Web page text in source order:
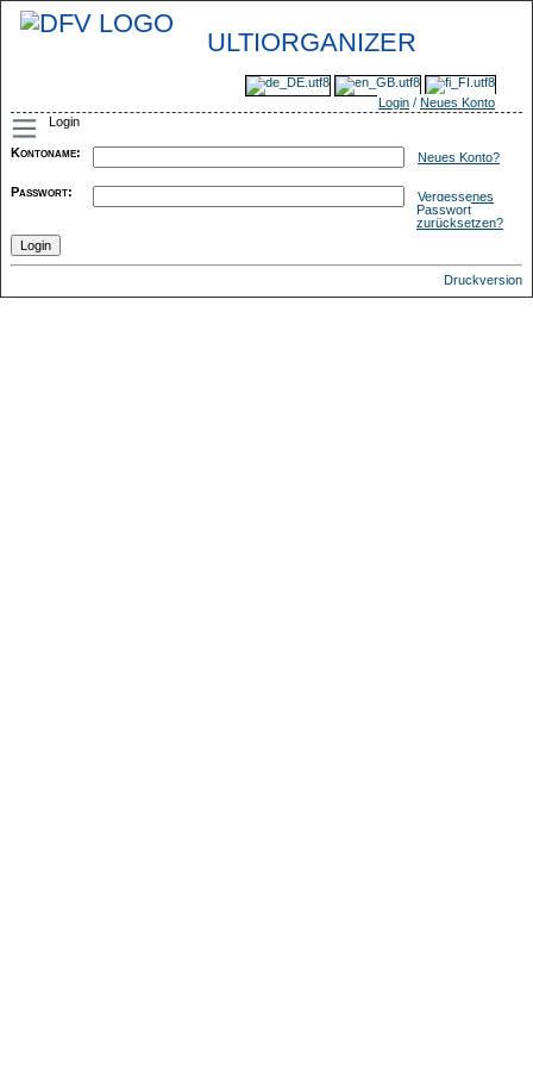
ULTIORGANIZER
Login / Neues Konto
Login
Kontoname: Neues Konto?
Passwort:
Vergessenes
Passwort
zurücksetzen?
Druckversion